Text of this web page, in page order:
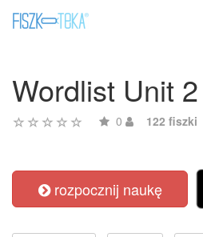
Wordlist Unit 2
0 122 fiszki
rozpocznij naukę